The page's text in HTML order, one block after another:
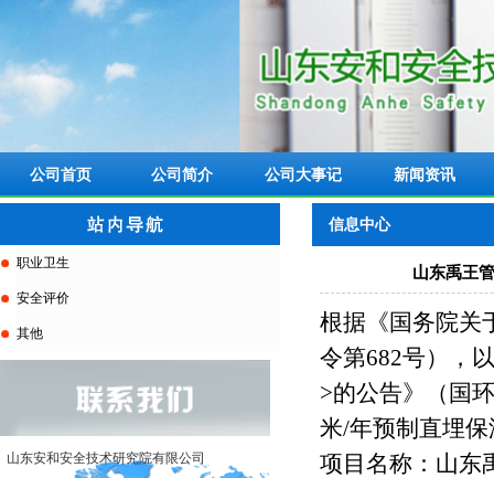
公司首页 公司简介 公司大事记 新闻资讯
职业卫生
安全评价
其他
山东安和安全技术研究院有限公司
信息中心
山东禹王
根据《国务院关
令第682号），
>的公告》（国
米/年预制直埋
项目名称：山东